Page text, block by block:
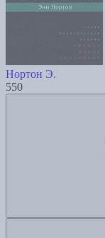
Нортон Э.
550